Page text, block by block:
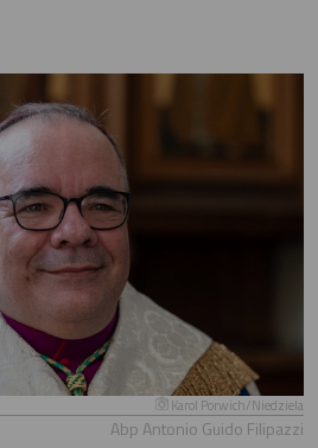
Karol Porwich/Niedziela
Abp Antonio Guido Filipazzi